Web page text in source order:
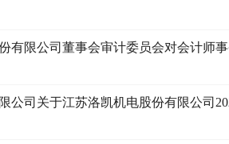
有限公司董事会审计委员会对会计师
公司关于江苏洛凯机电股份有限公司